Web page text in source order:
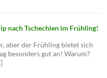
nach Tschechien im Frühling!
aber der Frühling bietet sich
besonders gut an! Warum?